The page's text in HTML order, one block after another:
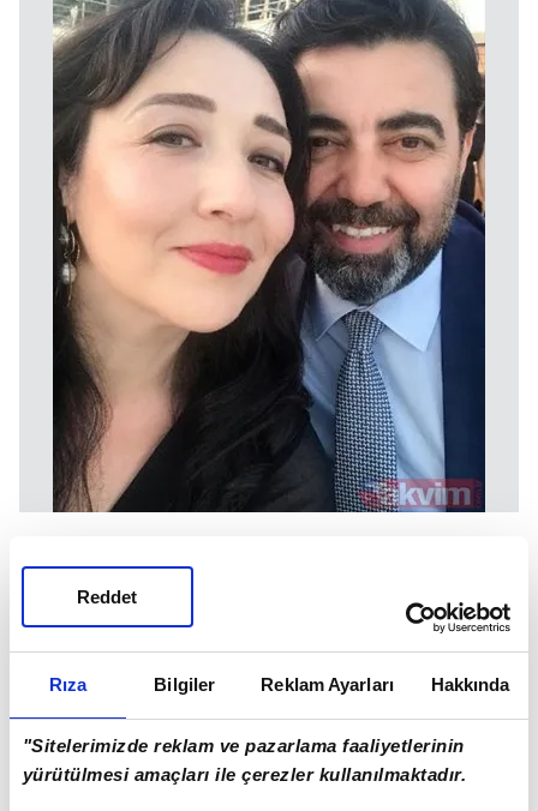
Rıza Bilgiler Reklam Ayarları Hakkında
"Sitelerimizde reklam ve pazarlama faaliyetlerinin
yürütülmesi amaçları ile çerezler kullanılmaktadır.
Reddet